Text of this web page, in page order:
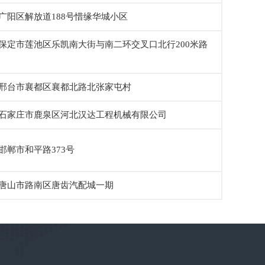
阳区解放道188号惜缘华城小区
定市莲池区乐凯南大街与南二环交叉口北行200米路
台市襄都区襄都北路北张家屯村
家庄市鹿泉区河北汉达工程机械有限公司
郸市和平路373号
山市路南区唐齿汽配城一期